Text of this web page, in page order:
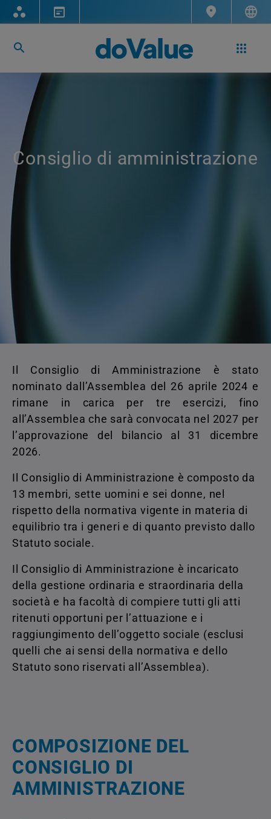
Consiglio di amministrazione
Il Consiglio di Amministrazione è stato
nominato dall’Assemblea del 26 aprile 2024 e
rimane in carica per tre esercizi, fino
all’Assemblea che sarà convocata nel 2027 per
l’approvazione del bilancio al 31 dicembre
2026.
Il Consiglio di Amministrazione è composto da
13 membri, sette uomini e sei donne, nel
rispetto della normativa vigente in materia di
equilibrio tra i generi e di quanto previsto dallo
Statuto sociale.
Il Consiglio di Amministrazione è incaricato
della gestione ordinaria e straordinaria della
società e ha facoltà di compiere tutti gli atti
ritenuti opportuni per l’attuazione e i
raggiungimento dell’oggetto sociale (esclusi
quelli che ai sensi della normativa e dello
Statuto sono riservati all’Assemblea).
COMPOSIZIONE DEL
CONSIGLIO DI
AMMINISTRAZIONE